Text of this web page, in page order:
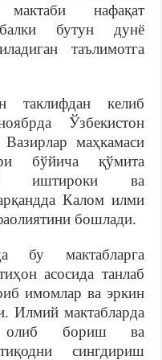
нафақат
бутун дунё
таълимотга
таклифдан келиб
Ўзбекистон
маҳкамаси
бўйича қўмита
иштироки ва
Калом илми
бошлади.
бу мактабларга
асосида танлаб
имомлар ва эркин
Илмий мактабларда
олиб бориш ва
сингдириш